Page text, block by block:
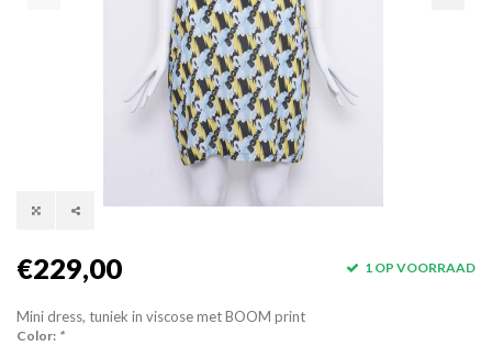
€229,00 1 OP VOORRAAD
Mini dress, tuniek in viscose met BOOM print
Color: *